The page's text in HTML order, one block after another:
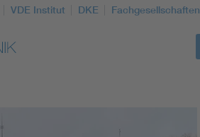
VDE Institut DKE Fachgesellschaften